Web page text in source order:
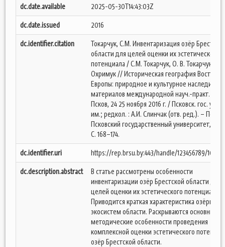
dc.date.available
2025-05-30T14:43:03Z
dc.date.issued
2016
dc.identifier.citation
Токарчук, С.М. Инвентаризация озёр
области для целей оценки их эстетического
потенциала / С.М. Токарчук, О. В. Токарчук, И.В.
Охримук // Историческая география
Европы: природное и культурное наследие:
материалов международной науч.-практ.
Псков, 24 25 ноября 2016 г. / Псковск. гос. ун-т
им.; редкол. : А.И. Слинчак (отв. ред.). – Псков :
Псковский государственный университет,
С. 168–174.
dc.identifier.uri
https://rep.brsu.by:443/handle/123456789/10386
dc.description.abstract
В статье рассмотрены особенности
инвентаризации озёр Брестской области для
целей оценки их эстетического потенциала.
Приводится краткая характеристика озёрных
экосистем области. Раскрываются основные
методические особенности проведения
комплексной оценки эстетического
озёр Брестской области.